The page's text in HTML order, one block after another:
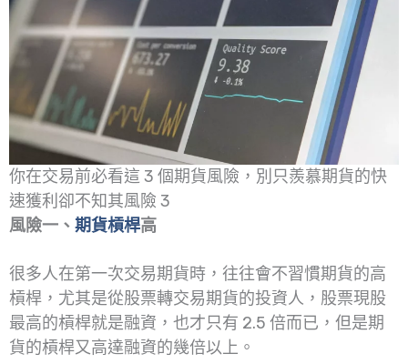
你在交易前必看這 3 個期貨風險，別只羨慕期貨的快
速獲利卻不知其風險 3
風險一、 期貨槓桿高
很多人在第一次交易期貨時，往往會不習慣期貨的高
槓桿，尤其是從股票轉交易期貨的投資人，股票現股
最高的槓桿就是融資，也才只有 2.5 倍而已，但是期
貨的槓桿又高達融資的幾倍以上。